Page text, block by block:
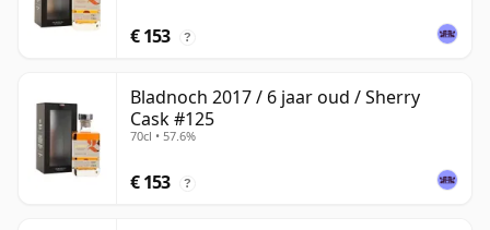
€ 153 ?
Bladnoch 2017 / 6 jaar oud / Sherry
Cask #125
70cl • 57.6%
€ 153 ?